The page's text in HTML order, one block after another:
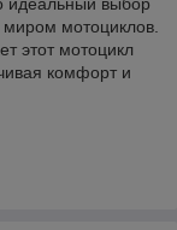
миром мотоциклов.
этот мотоцикл
комфорт и